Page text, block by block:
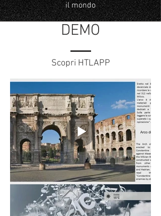
il mondo
DEMO
Scopri HTLAPP